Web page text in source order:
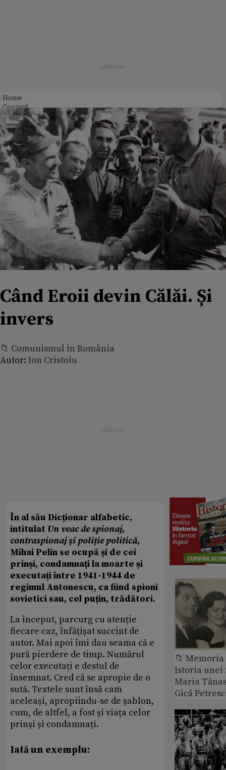
Home
General
Când Eroii devin Călăi. Și
invers
📁 Comunismul in România
Autor: Ion Cristoiu
În al său Dicționar alfabetic,
intitulat Un veac de spionaj,
contraspionaj și poliție politică,
Mihai Pelin se ocupă și de cei
prinși, condamnați la moarte și
executați între 1941-1944 de
regimul Antonescu, ca fiind spioni
sovietici sau, cel puțin, trădători.
La început, parcurg cu atenție
fiecare caz, înfățișat succint de
autor. Mai apoi îmi dau seama că e
pură pierdere de timp. Numărul
celor executați e destul de
însemnat. Cred că se apropie de o
sută. Textele sunt însă cam
aceleași, apropiindu-se de șablon,
cum, de altfel, a fost și viața celor
prinși și condamnați.
Iată un exemplu:
📁
Istoria
Maria
Gică